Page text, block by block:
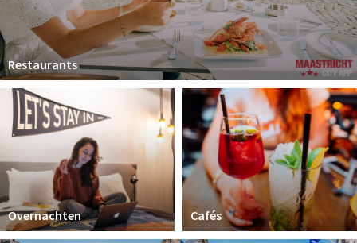
Toeristische routes
Natuurgebieden
Baroniepoorten
Sport
Andere City Apps
Inloggen
Restaurants
Overnachten Cafés